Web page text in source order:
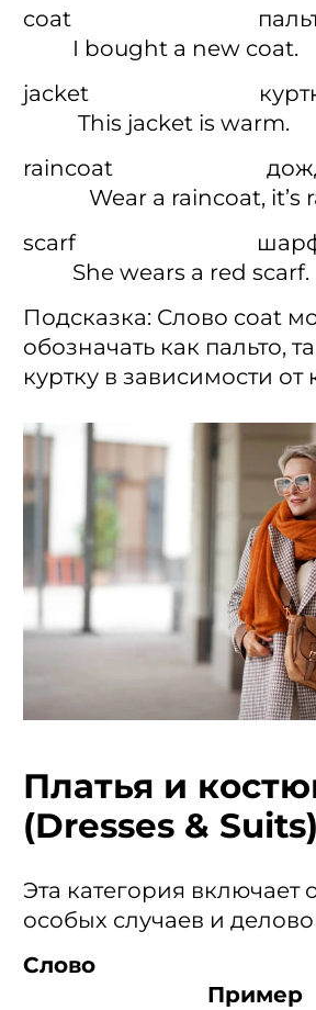
coat
I bought a new coat.
jacket
This jacket is warm.
raincoat
Wear a raincoat, it’s
scarf
She wears a red scarf.
Подсказка: Слово coat
обозначать как пальто,
куртку в зависимости от
Платья и
(Dresses & Suits)
Эта категория включает
особых случаев и
Слово
Пример